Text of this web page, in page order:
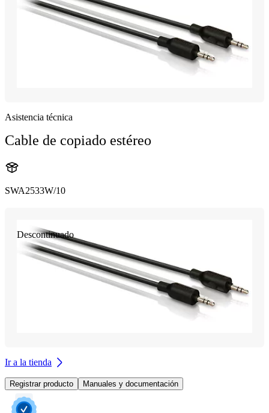
Asistencia técnica
Cable de copiado estéreo
SWA2533W/10
Descontinuado
Ir a la tienda
Registrar producto Manuales y documentación